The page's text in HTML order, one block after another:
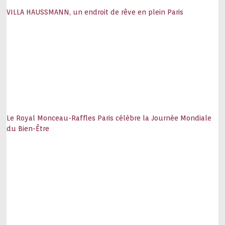
VILLA HAUSSMANN, un endroit de rêve en plein Paris
Le Royal Monceau-Raffles Paris célèbre la Journée Mondiale
du Bien-Être